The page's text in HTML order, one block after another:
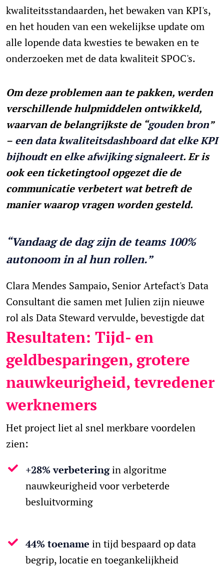
kwaliteitsstandaarden, het bewaken van KPI's,
en het houden van een wekelijkse update om
alle lopende data kwesties te bewaken en te
onderzoeken met de data kwaliteit SPOC's.
Om deze problemen aan te pakken, werden
verschillende hulpmiddelen ontwikkeld,
waarvan de belangrijkste de “gouden bron”
– een data kwaliteitsdashboard dat elke KPI
bijhoudt en elke afwijking signaleert. Er is
ook een ticketingtool opgezet die de
communicatie verbetert wat betreft de
manier waarop vragen worden gesteld.
“Vandaag de dag zijn de teams 100%
autonoom in al hun rollen.”
Clara Mendes Sampaio, Senior Artefact's Data
Consultant die samen met Julien zijn nieuwe
rol als Data Steward vervulde, bevestigde dat
Resultaten: Tijd- en
geldbesparingen, grotere
nauwkeurigheid, tevredener
werknemers
Het project liet al snel merkbare voordelen
zien:
+28% verbeteringin algoritme
nauwkeurigheid voor verbeterde
besluitvorming
44% toename in tijd bespaard op data
begrip, locatie en toegankelijkheid